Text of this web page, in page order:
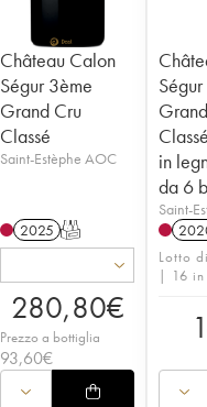
Château Calon
Ségur 3ème
Grand Cru
Classé
Saint-Estèphe AOC
2025 T
280,80€
Prezzo a bottiglia
93,60€
in
da 6
Saint-
Lotto
| 16 in